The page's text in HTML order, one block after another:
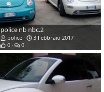
police nb nbc.2
police
3 Febbraio 2017
0
0